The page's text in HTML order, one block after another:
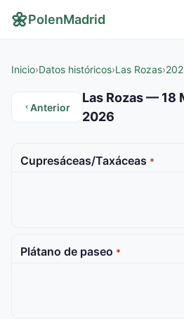
🌼PolenMadrid
Inicio›Datos históricos›Las Rozas›
Anterior
Las Rozas — 18
2026
Cupresáceas/Taxáceas *
Plátano de paseo *